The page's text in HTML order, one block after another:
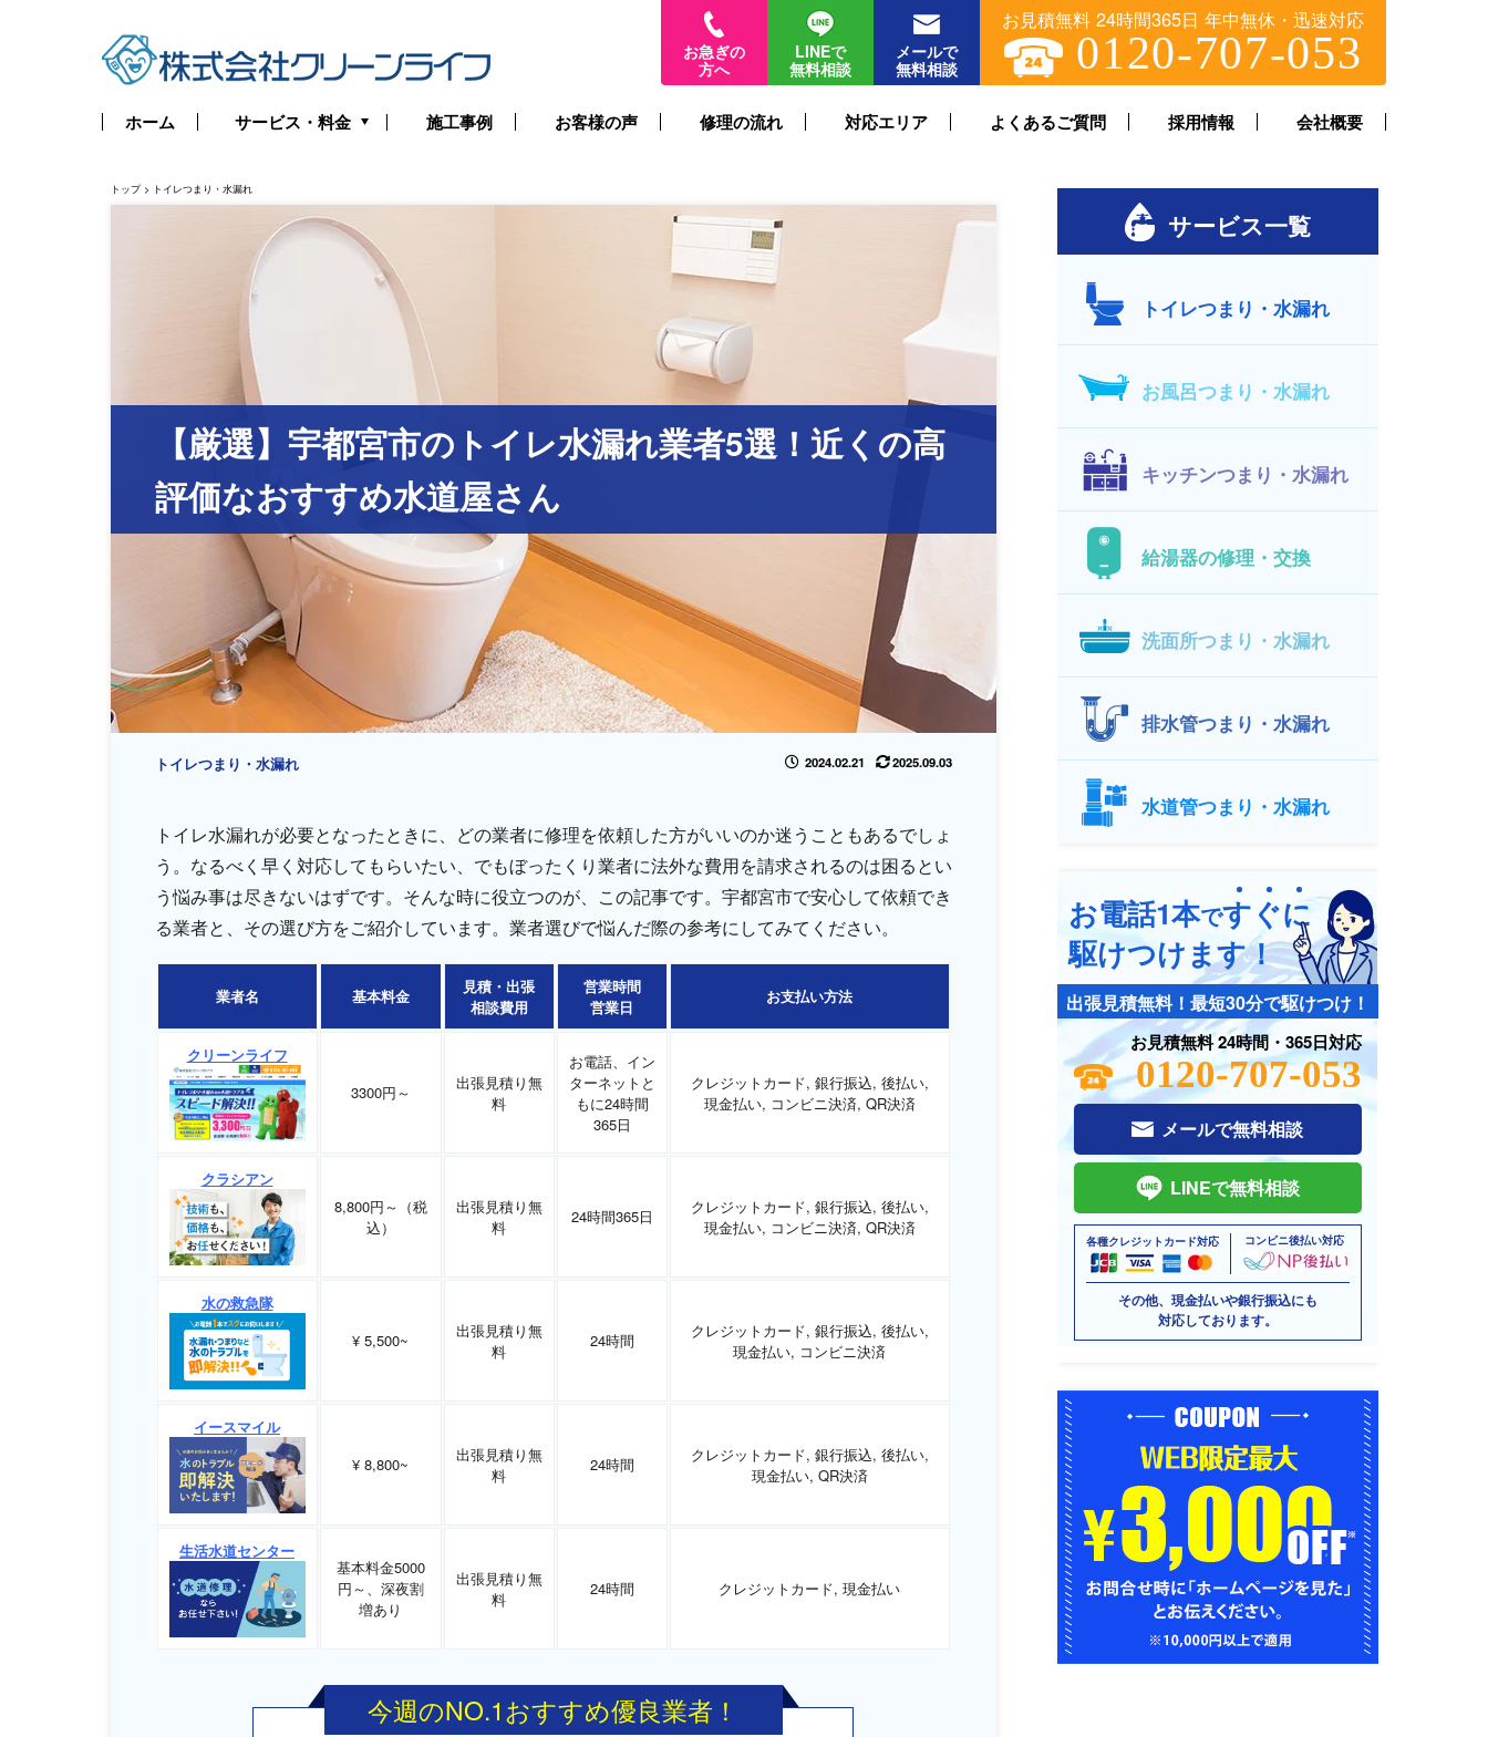
お急ぎの
方へ
LINEで
無料相談
メールで
無料相談
お見積無料 24時間365日 年中無休・迅速対応
0120-707-053
ホーム サービス・料金
お風呂つまり・水漏れ
キッチンつまり・水漏れ
給湯器の修理・交換
施工事例 お客様の声 修理の流れ 対応エリア よくあるご質問 採用情報 会社概要
トップ > トイレつまり・水漏れ
【厳選】宇都宮市のトイレ水漏れ業者5選！近くの高
評価なおすすめ水道屋さん
トイレつまり・水漏れ 2024.02.21 2025.09.03
トイレ水漏れが必要となったときに、どの業者に修理を依頼した方がいいのか迷うこともあるでしょ
う。なるべく早く対応してもらいたい、でもぼったくり業者に法外な費用を請求されるのは困るとい
う悩み事は尽きないはずです。そんな時に役立つのが、この記事です。宇都宮市で安心して依頼でき
る業者と、その選び方をご紹介しています。業者選びで悩んだ際の参考にしてみてください。
業者名 基本料金
見積・出張
相談費用
営業時間
営業日
お支払い方法
クリーンライフ
3300円～
出張見積り無
料
お電話、イン
ターネットと
もに24時間
365日
クレジットカード, 銀行振込, 後払い,
現金払い, コンビニ決済, QR決済
クラシアン
8,800円～（税
込）
出張見積り無
料
24時間365日
クレジットカード, 銀行振込, 後払い,
現金払い, コンビニ決済, QR決済
水の救急隊
¥ 5,500~
出張見積り無
料
24時間
クレジットカード, 銀行振込, 後払い,
現金払い, コンビニ決済
イースマイル
¥ 8,800~
出張見積り無
料
24時間
クレジットカード, 銀行振込, 後払い,
現金払い, QR決済
生活水道センター
基本料金5000
円～、深夜割
増あり
出張見積り無
料
24時間 クレジットカード, 現金払い
今週のNO.1おすすめ優良業者！
サービス一覧
トイレつまり・水漏れ
お風呂つまり・水漏れ
キッチンつまり・水漏れ
給湯器の修理・交換
洗面所つまり・水漏れ
排水管つまり・水漏れ
水道管つまり・水漏れ
お電話1本ですぐに
駆けつけます！
出張見積無料！最短30分で駆けつけ！
お見積無料 24時間・365日対応
0120-707-053
メールで無料相談
LINEで無料相談
各種クレジットカード対応 コンビニ後払い対応
その他、現金払いや銀行振込にも
対応しております。